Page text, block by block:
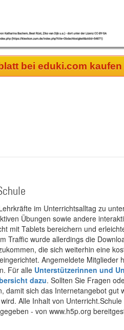
bei eduki.com kaufen
im Unterrichtsalltag zu
Übungen sowie andere
mit Tablets bereichern und
Traffic wurde allerdings die
die sich weiterhin eine
eingerichtet. Angemeldete Mitglieder
Für alle Unterstützerinnen und
dazu. Sollten Sie Fragen
sich das Internetangebot
Alle Inhalt von
- von www.h5p.org